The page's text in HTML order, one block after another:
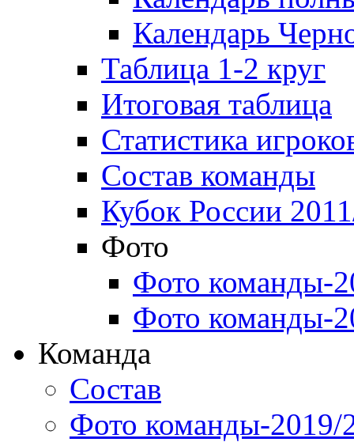
Календарь
Таблица 1-2 круг
Итоговая таблица
Статистика
Состав команды
Кубок России
Фото
Фото команды-
Фото команды-
Команда
Состав
Фото команды-2019/